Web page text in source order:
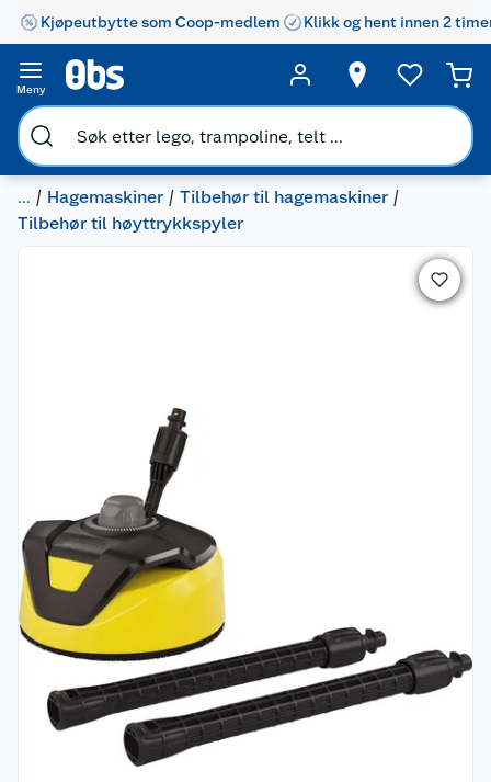
Kjøpeutbytte som Coop-medlem Klikk og hent innen 2
Meny
... Hagemaskiner
Tilbehør til hagemaskiner
Tilbehør til høyttrykkspyler